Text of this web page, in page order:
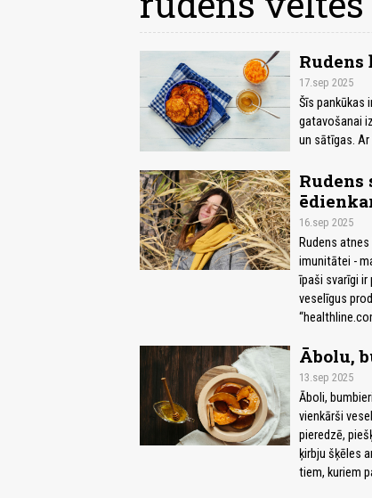
17.sep 2025
Šīs pankūkas
gatavošanai
un sātīgas. Ar
16.sep 2025
Rudens
imunitātei -
īpaši svarīgi ir
veselīgus
Ābolu,
13.sep 2025
Āboli,
vienkārši
pieredzē,
ķirbju šķēles
tiem, kuriem